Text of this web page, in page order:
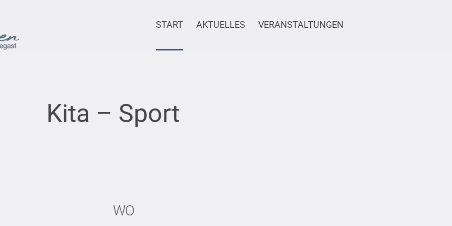
START AKTUELLES VERANSTALTUNGEN
Kita – Sport
WO